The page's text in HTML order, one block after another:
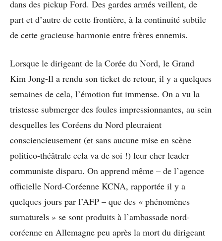
dans des pickup Ford. Des gardes armés veillent, de
part et d’autre de cette frontière, à la continuité subtile
de cette gracieuse harmonie entre frères ennemis.
Lorsque le dirigeant de la Corée du Nord, le Grand
Kim Jong-Il a rendu son ticket de retour, il y a quelques
semaines de cela, l’émotion fut immense. On a vu la
tristesse submerger des foules impressionnantes, au sein
desquelles les Coréens du Nord pleuraient
consciencieusement (et sans aucune mise en scène
politico-théâtrale cela va de soi !) leur cher leader
communiste disparu. On apprend même – de l’agence
officielle Nord-Coréenne KCNA, rapportée il y a
quelques jours par l’AFP – que des « phénomènes
surnaturels » se sont produits à l’ambassade nord-
coréenne en Allemagne peu après la mort du dirigeant